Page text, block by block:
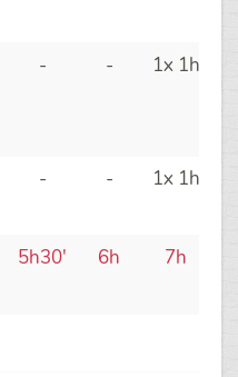
- - 1x 1h
- - 1x 1h
5h30' 6h 7h